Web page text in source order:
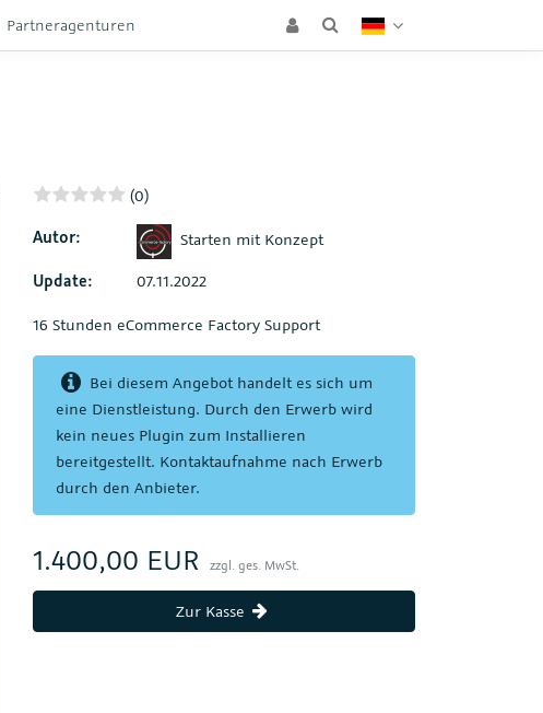
Partneragenturen
(0)
Autor:
Starten mit Konzept
Update:
07.11.2022
16 Stunden eCommerce Factory Support
Bei diesem Angebot handelt es sich um
eine Dienstleistung. Durch den Erwerb wird
kein neues Plugin zum Installieren
bereitgestellt. Kontaktaufnahme nach Erwerb
durch den Anbieter.
1.400,00 EUR zzgl. ges. MwSt.
Zur Kasse